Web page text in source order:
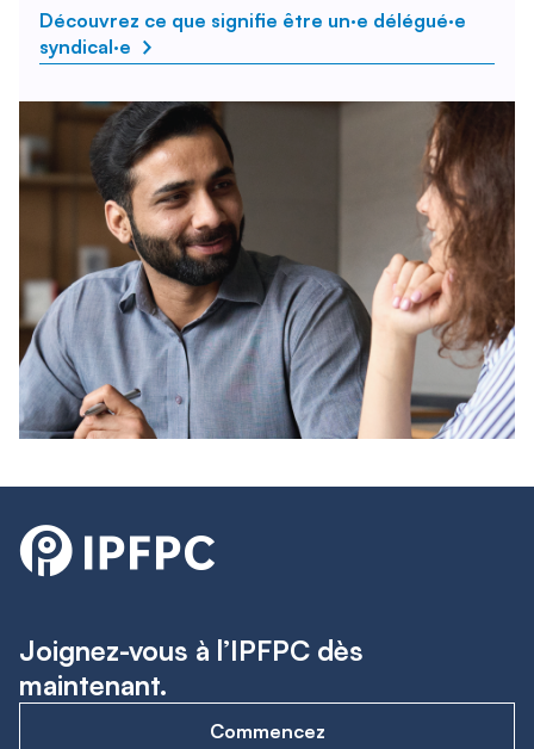
Découvrez ce que signifie être un·e délégué·e
syndical·e
Joignez-vous à l’IPFPC dès
maintenant.
Commencez